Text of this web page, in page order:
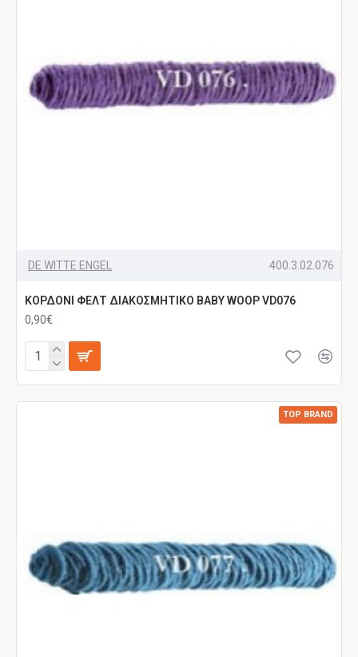
DE WITTE ENGEL 400.3.02.076
ΚΟΡΔΟΝΙ ΦΕΛΤ ΔΙΑΚΟΣΜΗΤΙΚΟ BABY WOOP VD076
0,90€
TOP BRAND